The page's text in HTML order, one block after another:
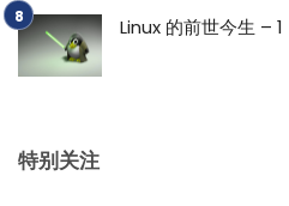
Linux 的前世今生 – 1
特别关注